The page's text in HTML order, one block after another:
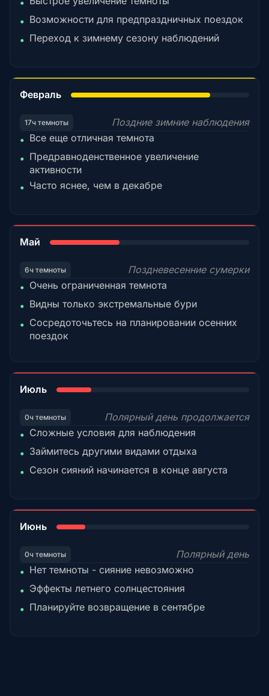
•
• Возможности для предпраздничных поездок
• Переход к зимнему сезону наблюдений
Февраль
17ч темноты
Поздние зимние наблюдения
• Все еще отличная темнота
• Предравноденственное увеличение
активности
• Часто яснее, чем в декабре
Май
6ч темноты
Поздневесенние сумерки
• Очень ограниченная темнота
• Видны только экстремальные бури
• Сосредоточьтесь на планировании осенних
поездок
Июль
0ч темноты
Полярный день продолжается
• Сложные условия для наблюдения
• Займитесь другими видами отдыха
• Сезон сияний начинается в конце августа
Июнь
0ч темноты
Полярный день
• Нет темноты - сияние невозможно
• Эффекты летнего солнцестояния
• Планируйте возвращение в сентябре